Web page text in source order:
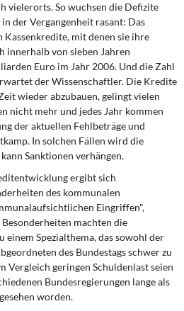
vielerorts. So wuchsen die Defizite
der Vergangenheit rasant: Das
Kassenkredite, mit denen sie ihre
innerhalb von sieben Jahren
Euro im Jahr 2006. Und die Zahl
der Wissenschaftler. Die Kredite
wieder abzubauen, gelingt vielen
nicht mehr und jedes Jahr kommen
der aktuellen Fehlbeträge und
In solchen Fällen wird die
Sanktionen verhängen.
ergibt sich
des kommunalen
Eingriffen",
machten die
einem Spezialthema, das sowohl der
des Bundestags schwer zu
Vergleich geringen Schuldenlast seien
Bundesregierungen lange als
worden.